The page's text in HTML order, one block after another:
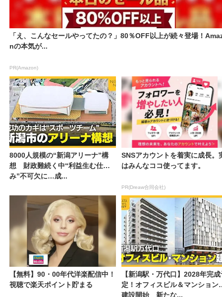
「え、こんなセールやってたの？」80％OFF以上が続々登場！
nの本気が...
PR(Amazon)
8000人規模の“新潟アリーナ”構
想 財政難続く中“利益生む仕組
み”不可欠に…成...
SNSアカウントを着実に成長。
はみんなココ使ってます。
PR(Dreaw合同会社)
【無料】90・00年代洋楽配信中！
視聴で楽天ポイント貯まる
【新潟駅・万代口】2028年完
定！オフィスビル＆マンション
建設開始 新たな...